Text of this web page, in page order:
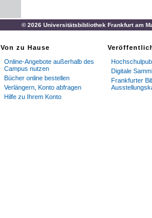
© 2026 Universitätsbibliothek Frankfurt am
Von zu Hause
Online-Angebote außerhalb des
Campus nutzen
Bücher online bestellen
Verlängern, Konto abfragen
Hilfe zu Ihrem Konto
Digitale
Frankfurter